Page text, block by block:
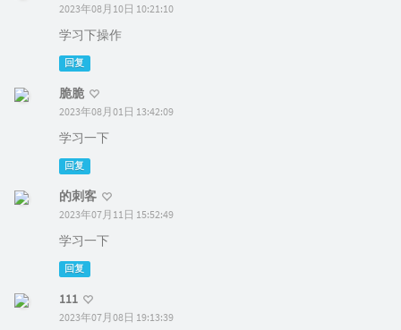
2023年08月10日 10:21:10
学习下操作
回复
脆脆
2023年08月01日 13:42:09
学习一下
回复
的刺客
2023年07月11日 15:52:49
学习一下
回复
111
2023年07月08日 19:13:39